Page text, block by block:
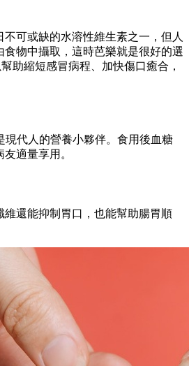
可或缺的水溶性維生素之一，但人
物中攝取，這時芭樂就是很好的選
助縮短感冒病程、加快傷口癒合，
現代人的營養小夥伴。食用後血糖
適量享用。
維還能抑制胃口，也能幫助腸胃順